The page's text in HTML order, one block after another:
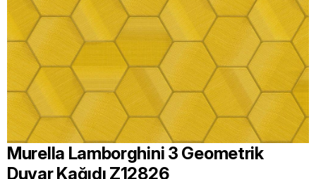
Murella Lamborghini 3 Geometrik
Duvar Kağıdı Z12826